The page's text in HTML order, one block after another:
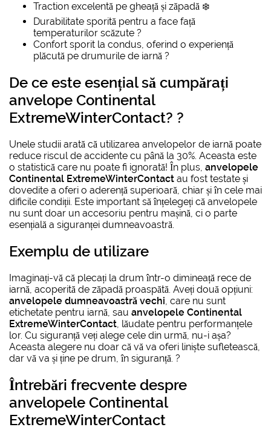
Traction excelentă pe gheață și zăpadă ❄️
Durabilitate sporită pentru a face față
temperaturilor scăzute ?️
Confort sporit la condus, oferind o experiență
plăcută pe drumurile de iarnă ?
De ce este esențial să cumpărați
anvelope Continental
ExtremeWinterContact? ?
Unele studii arată că utilizarea anvelopelor de iarnă poate
reduce riscul de accidente cu până la 30%. Aceasta este
o statistică care nu poate fi ignorată! În plus, anvelopele
Continental ExtremeWinterContact au fost testate și
dovedite a oferi o aderență superioară, chiar și în cele mai
dificile condiții. Este important să înțelegeți că anvelopele
nu sunt doar un accesoriu pentru mașină, ci o parte
esențială a siguranței dumneavoastră.
Exemplu de utilizare
Imaginați-vă că plecați la drum într-o dimineață rece de
iarnă, acoperită de zăpadă proaspătă. Aveți două opțiuni:
anvelopele dumneavoastră vechi, care nu sunt
etichetate pentru iarnă, sau anvelopele Continental
ExtremeWinterContact, lăudate pentru performanțele
lor. Cu siguranță veți alege cele din urmă, nu-i așa?
Aceasta alegere nu doar că vă va oferi liniște sufletească,
dar vă va și ține pe drum, în siguranță. ?
Întrebări frecvente despre
anvelopele Continental
ExtremeWinterContact